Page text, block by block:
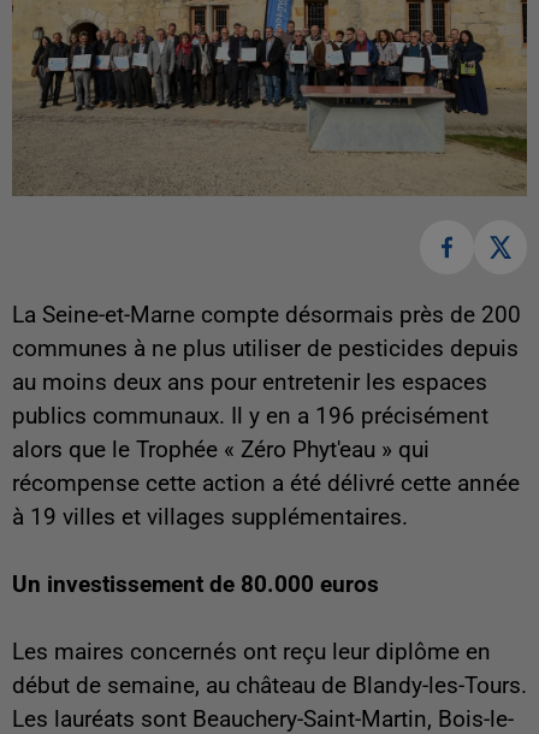
La Seine-et-Marne compte désormais près de 200
communes à ne plus utiliser de pesticides depuis
au moins deux ans pour entretenir les espaces
publics communaux. Il y en a 196 précisément
alors que le Trophée « Zéro Phyt'eau » qui
récompense cette action a été délivré cette année
à 19 villes et villages supplémentaires.
Un investissement de 80.000 euros
Les maires concernés ont reçu leur diplôme en
début de semaine, au château de Blandy-les-Tours.
Les lauréats sont Beauchery-Saint-Martin, Bois-le-